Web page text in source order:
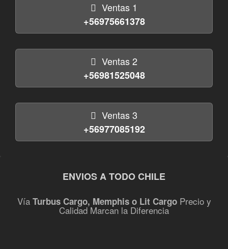
Ventas 1
+56975661378
Ventas 2
+56981525048
Ventas 3
+56977085192
ENVIOS A TODO CHILE
Vía Turbus Cargo, Memphis o Lit CargoPrecio y
Calidad Marcan la Diferencia